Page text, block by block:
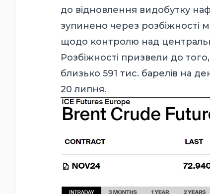
до відновлення видобутку
зупинено через розбіжності
щодо контролю над
Розбіжності призвели до
близько 591 тис. барелів на
20 липня.